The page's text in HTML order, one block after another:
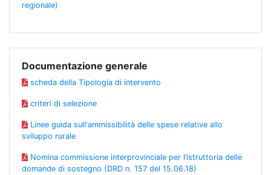
regionale)
Documentazione generale
scheda della Tipologia di intervento
criteri di selezione
Linee guida sull'ammissibilità delle spese relative allo
sviluppo rurale
Nomina commissione interprovinciale per l’istruttoria delle
domande di sostegno (DRD n. 157 del 15.06.18)